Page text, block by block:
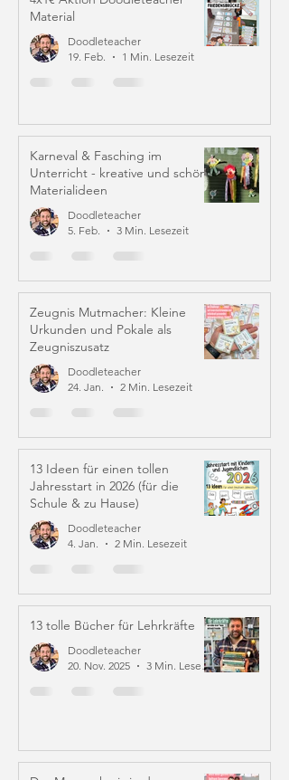
Material
Doodleteacher
19. Feb.
1 Min. Lesezeit
Karneval & Fasching im
Unterricht - kreative und schöne
Materialideen
Doodleteacher
5. Feb.
3 Min. Lesezeit
Zeugnis Mutmacher: Kleine
Urkunden und Pokale als
Zeugniszusatz
Doodleteacher
24. Jan.
2 Min. Lesezeit
13 Ideen für einen tollen
Jahresstart in 2026 (für die
Schule & zu Hause)
Doodleteacher
4. Jan.
2 Min. Lesezeit
13 tolle Bücher für Lehrkräfte
Doodleteacher
20. Nov. 2025
3 Min. Lesezeit